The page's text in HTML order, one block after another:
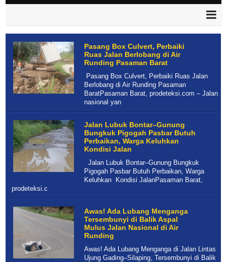
Pasang Box Culvert, Perbaiki
Ruas Jalan Berlobang di Air
Runding Pasaman Barat
Pasang Box Culvert, Perbaiki Ruas Jalan
Berlobang di Air Runding Pasaman
BaratPasaman Barat, prodeteksi.com – Jalan
nasional yan
Jalan Lubuk Bontar–Gunung
Bungkuk Pigogah Pasbar Butuh
Perbaikan, Warga Keluhkan
Kondisi Jalan
Jalan Lubuk Bontar–Gunung Bungkuk
Pigogah Pasbar Butuh Perbaikan, Warga
Keluhkan Kondisi JalanPasaman Barat,
prodeteksi.c
Awas! Ada Lubang Menganga
Tersembunyi di Balik Aspal
Mulus Jalan Nasional di Air
Runding
Awas! Ada Lubang Menganga di Jalan Lintas
Ujung Gading–Silaping, Tersembunyi di Balik